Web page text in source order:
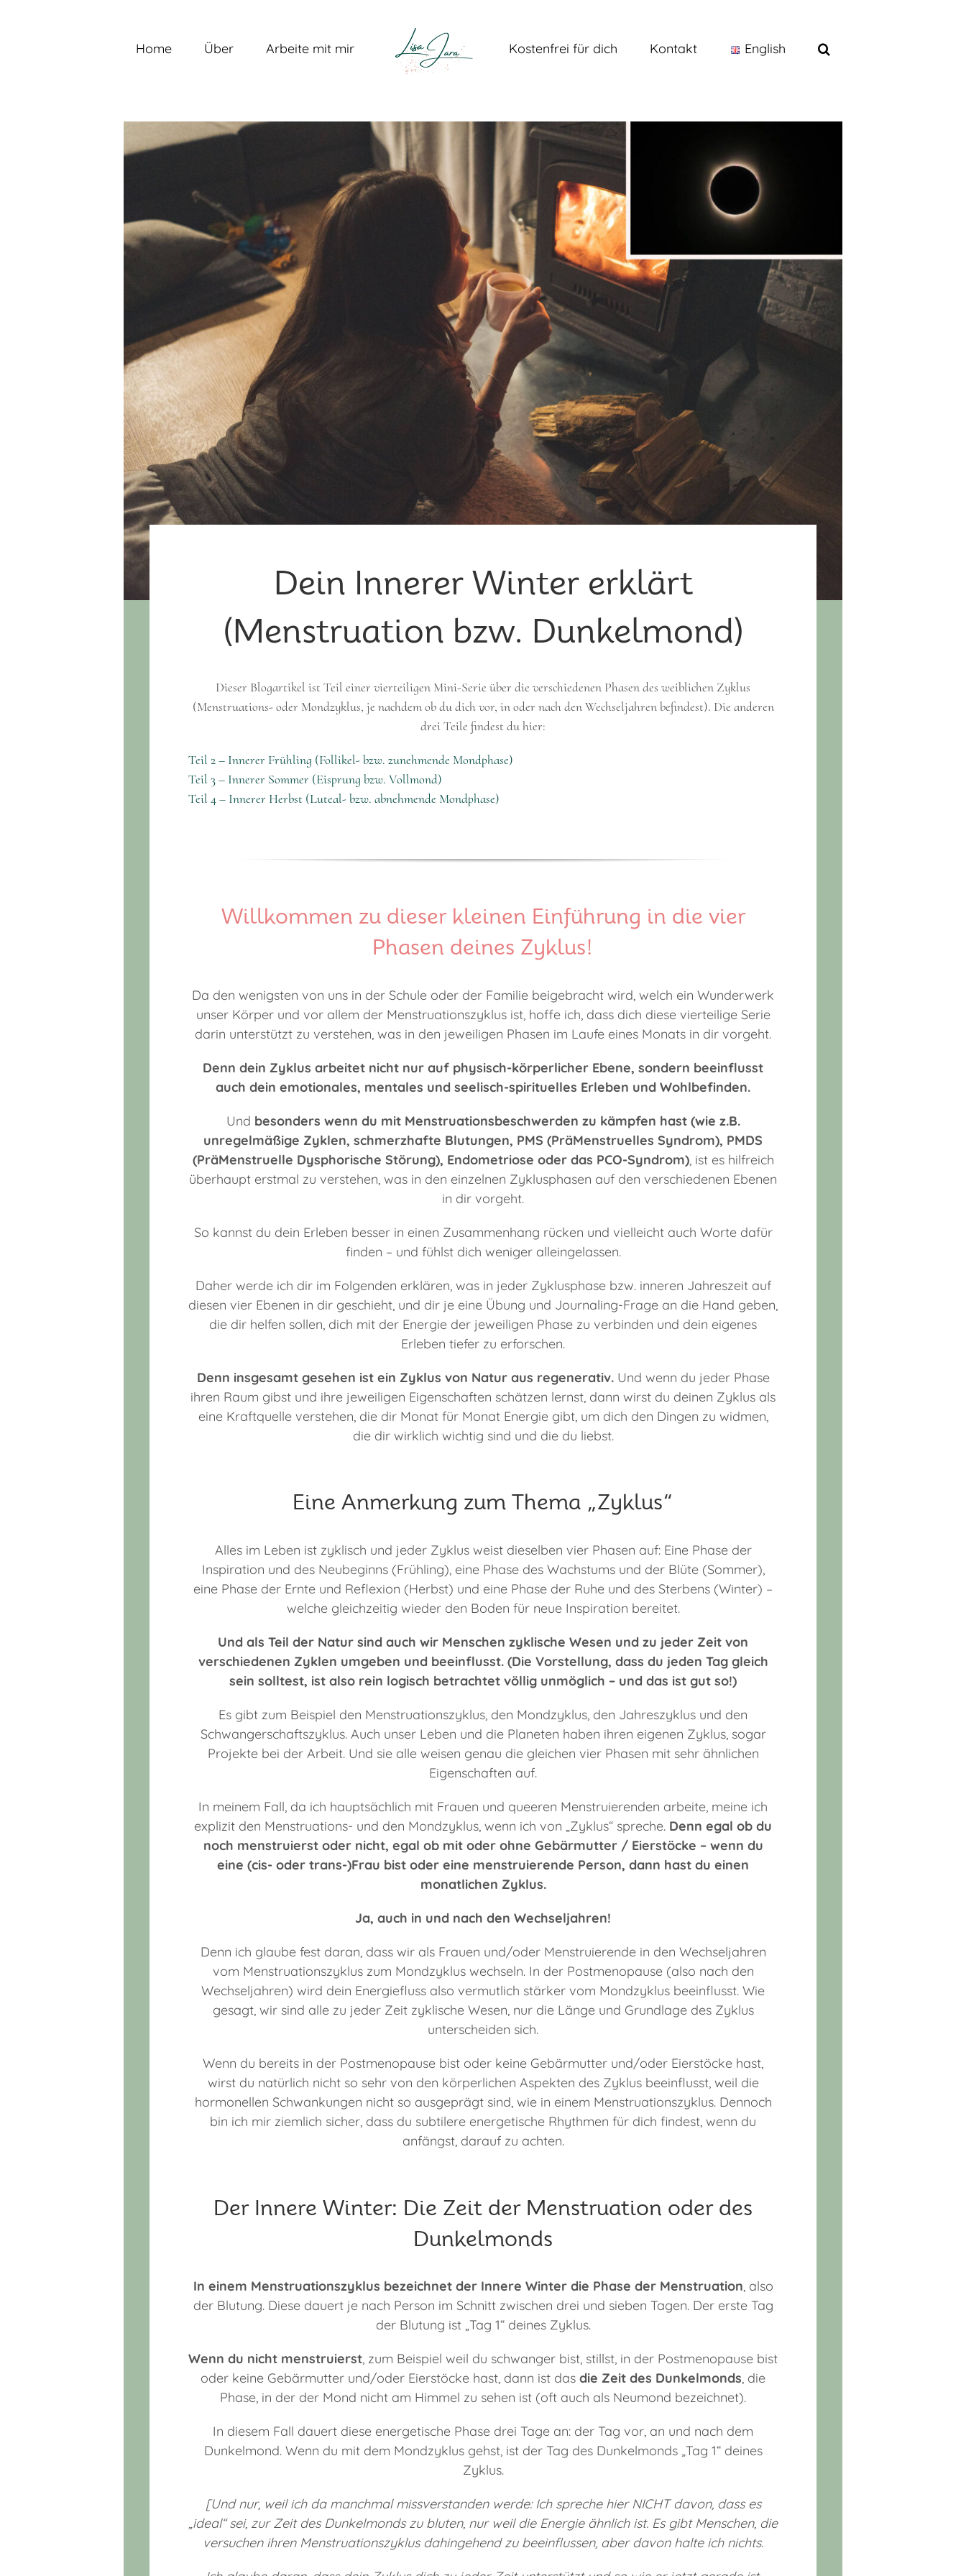
Home Über Arbeite mit mir Kostenfrei für dich Kontakt English
Dein Innerer Winter erklärt
(Menstruation bzw. Dunkelmond)
Dieser Blogartikel ist Teil einer vierteiligen Mini-Serie über die verschiedenen Phasen des weiblichen Zyklus
(Menstruations- oder Mondzyklus, je nachdem ob du dich vor, in oder nach den Wechseljahren befindest). Die anderen
drei Teile findest du hier:
Teil 2 – Innerer Frühling (Follikel- bzw. zunehmende Mondphase)
Teil 3 – Innerer Sommer (Eisprung bzw. Vollmond)
Teil 4 – Innerer Herbst (Luteal- bzw. abnehmende Mondphase)
Willkommen zu dieser kleinen Einführung in die vier
Phasen deines Zyklus!
Da den wenigsten von uns in der Schule oder der Familie beigebracht wird, welch ein Wunderwerk
unser Körper und vor allem der Menstruationszyklus ist, hoffe ich, dass dich diese vierteilige Serie
darin unterstützt zu verstehen, was in den jeweiligen Phasen im Laufe eines Monats in dir vorgeht.
Denn dein Zyklus arbeitet nicht nur auf physisch-körperlicher Ebene, sondern beeinflusst
auch dein emotionales, mentales und seelisch-spirituelles Erleben und Wohlbefinden.
Und besonders wenn du mit Menstruationsbeschwerden zu kämpfen hast (wie z.B.
unregelmäßige Zyklen, schmerzhafte Blutungen, PMS (PräMenstruelles Syndrom), PMDS
(PräMenstruelle Dysphorische Störung), Endometriose oder das PCO-Syndrom), ist es hilfreich
überhaupt erstmal zu verstehen, was in den einzelnen Zyklusphasen auf den verschiedenen Ebenen
in dir vorgeht.
So kannst du dein Erleben besser in einen Zusammenhang rücken und vielleicht auch Worte dafür
finden – und fühlst dich weniger alleingelassen.
Daher werde ich dir im Folgenden erklären, was in jeder Zyklusphase bzw. inneren Jahreszeit auf
diesen vier Ebenen in dir geschieht, und dir je eine Übung und Journaling-Frage an die Hand geben,
die dir helfen sollen, dich mit der Energie der jeweiligen Phase zu verbinden und dein eigenes
Erleben tiefer zu erforschen.
Denn insgesamt gesehen ist ein Zyklus von Natur aus regenerativ.Und wenn du jeder Phase
ihren Raum gibst und ihre jeweiligen Eigenschaften schätzen lernst, dann wirst du deinen Zyklus als
eine Kraftquelle verstehen, die dir Monat für Monat Energie gibt, um dich den Dingen zu widmen,
die dir wirklich wichtig sind und die du liebst.
Eine Anmerkung zum Thema „Zyklus“
Alles im Leben ist zyklisch und jeder Zyklus weist dieselben vier Phasen auf: Eine Phase der
Inspiration und des Neubeginns (Frühling), eine Phase des Wachstums und der Blüte (Sommer),
eine Phase der Ernte und Reflexion (Herbst) und eine Phase der Ruhe und des Sterbens (Winter) –
welche gleichzeitig wieder den Boden für neue Inspiration bereitet.
Und als Teil der Natur sind auch wir Menschen zyklische Wesen und zu jeder Zeit von
verschiedenen Zyklen umgeben und beeinflusst. (Die Vorstellung, dass du jeden Tag gleich
sein solltest, ist also rein logisch betrachtet völlig unmöglich – und das ist gut so!)
Es gibt zum Beispiel den Menstruationszyklus, den Mondzyklus, den Jahreszyklus und den
Schwangerschaftszyklus. Auch unser Leben und die Planeten haben ihren eigenen Zyklus, sogar
Projekte bei der Arbeit. Und sie alle weisen genau die gleichen vier Phasen mit sehr ähnlichen
Eigenschaften auf.
In meinem Fall, da ich hauptsächlich mit Frauen und queeren Menstruierenden arbeite, meine ich
explizit den Menstruations- und den Mondzyklus, wenn ich von „Zyklus“ spreche. Denn egal ob du
noch menstruierst oder nicht, egal ob mit oder ohne Gebärmutter / Eierstöcke –wenn du
eine (cis- oder trans-)Frau bist oder eine menstruierende Person, dann hast du einen
monatlichen Zyklus.
Ja, auch in und nach den Wechseljahren!
Denn ich glaube fest daran, dass wir als Frauen und/oder Menstruierende in den Wechseljahren
vom Menstruationszyklus zum Mondzyklus wechseln. In der Postmenopause (also nach den
Wechseljahren) wird dein Energiefluss also vermutlich stärker vom Mondzyklus beeinflusst. Wie
gesagt, wir sind alle zu jeder Zeit zyklische Wesen, nur die Länge und Grundlage des Zyklus
unterscheiden sich.
Wenn du bereits in der Postmenopause bist oder keine Gebärmutter und/oder Eierstöcke hast,
wirst du natürlich nicht so sehr von den körperlichen Aspekten des Zyklus beeinflusst, weil die
hormonellen Schwankungen nicht so ausgeprägt sind, wie in einem Menstruationszyklus. Dennoch
bin ich mir ziemlich sicher, dass du subtilere energetische Rhythmen für dich findest, wenn du
anfängst, darauf zu achten.
Der Innere Winter: Die Zeit der Menstruation oder des
Dunkelmonds
In einem Menstruationszyklus bezeichnet der Innere Winter die Phase der Menstruation, also
der Blutung. Diese dauert je nach Person im Schnitt zwischen drei und sieben Tagen. Der erste Tag
der Blutung ist „Tag 1“ deines Zyklus.
Wenn du nicht menstruierst, zum Beispiel weil du schwanger bist, stillst, in der Postmenopause bist
oder keine Gebärmutter und/oder Eierstöcke hast, dann ist das die Zeit des Dunkelmonds, die
Phase, in der der Mond nicht am Himmel zu sehen ist (oft auch als Neumond bezeichnet).
In diesem Fall dauert diese energetische Phase drei Tage an: der Tag vor, an und nach dem
Dunkelmond. Wenn du mit dem Mondzyklus gehst, ist der Tag des Dunkelmonds „Tag 1“ deines
Zyklus.
[Und nur, weil ich da manchmal missverstanden werde: Ich spreche hier NICHT davon, dass es
„ideal“ sei, zur Zeit des Dunkelmonds zu bluten, nur weil die Energie ähnlich ist. Es gibt Menschen, die
versuchen ihren Menstruationszyklus dahingehend zu beeinflussen, aber davon halte ich nichts.